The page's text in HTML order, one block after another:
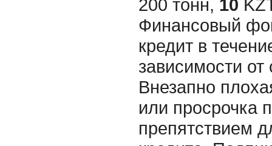
200 тонн, 10
Финансовый
кредит в
зависимости
Внезапно
или просрочка
препятствием